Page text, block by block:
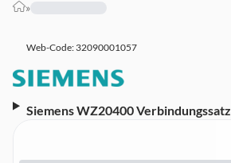
»
Web-Code: 32090001057
Siemens WZ20400 Verbindungssatz